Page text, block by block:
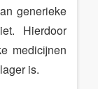
generieke
Hierdoor
medicijnen
is.